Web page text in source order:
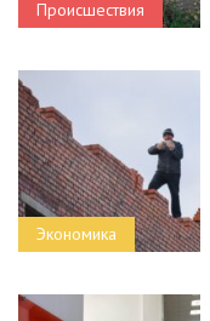
Происшествия
Экономика